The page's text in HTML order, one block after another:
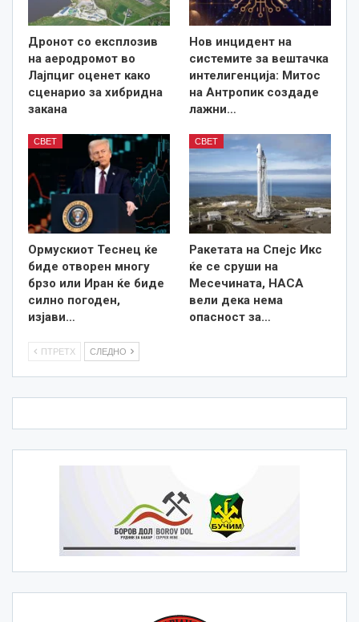
Дронот со експлозив
на аеродромот во
Лајпциг оценет како
сценарио за хибридна
закана
Нов инцидент на
системите за вештачка
интелигенција: Митос
на Антропик создаде
лажни…
СВЕТ
Ормускиот Теснец ќе
биде отворен многу
брзо или Иран ќе биде
силно погоден,
изјави…
СВЕТ
Ракетата на Спејс Икс
ќе се сруши на
Месечината, НАСА
вели дека нема
опасност за…
ПТРЕТХ СЛЕДНО